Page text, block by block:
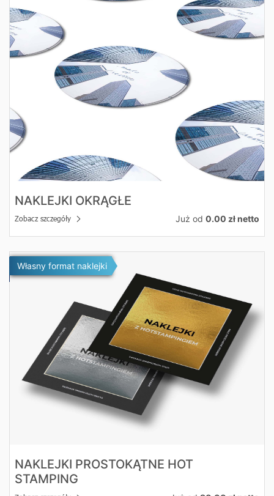
NAKLEJKI OKRĄGŁE
Już od 0.00 zł netto
Zobacz szczegóły
Własny format naklejki
NAKLEJKI PROSTOKĄTNE HOT
STAMPING
Zobacz szczegóły Naklejki prostokątne Hot stamping